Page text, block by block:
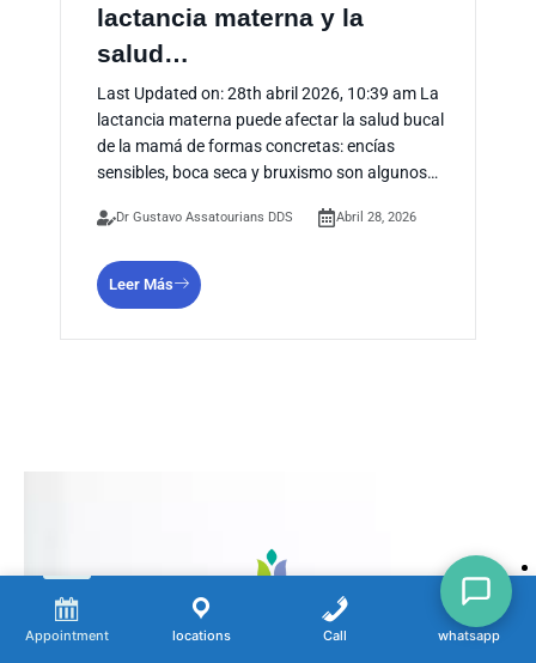
lactancia materna y la
salud…
Last Updated on: 28th abril 2026, 10:39 am La
lactancia materna puede afectar la salud bucal
de la mamá de formas concretas: encías
sensibles, boca seca y bruxismo son algunos…
Dr Gustavo Assatourians DDS Abril 28, 2026
Leer Más
Appointment locations Call whatsapp